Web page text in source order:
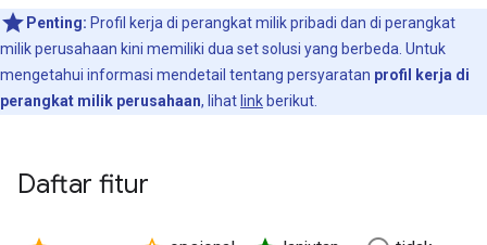
Penting: Profil kerja di perangkat milik pribadi dan di perangkat
milik perusahaan kini memiliki dua set solusi yang berbeda. Untuk
mengetahui informasi mendetail tentang persyaratan profil kerja di
perangkat milik perusahaan, lihat link berikut.
Daftar fitur